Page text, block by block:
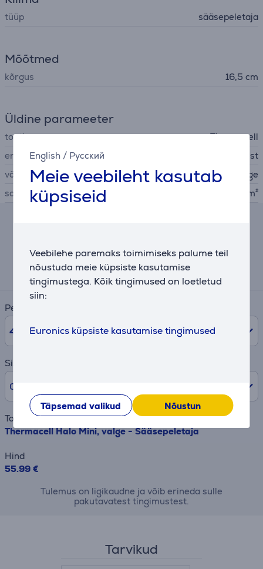
English / Русский
Meie veebileht kasutab
küpsiseid
Veebilehe paremaks toimimiseks palume teil
nõustuda meie küpsiste kasutamise
tingimustega. Kõik tingimused on loetletud
siin:
Euronics küpsiste kasutamise tingimused
Täpsemad valikud Nõustun
tüüp sääsepeletaja
Mõõtmed
kõrgus 16,5 cm
Üldine parameeter
tootja
Thermacell
eriomadused
ei vaja puhastamist
värv
valge
soovitatav ruumi suurus
kuni 15 m²
Eeldatav igakuine makse
2 €
Periood
48 kuud
Sissemakse
0% /
Toode
Thermacell Halo Mini, valge - Sääsepeletaja
Hind
55.99 €
Tulemus on ligikaudne ja võib erineda sulle
pakutavatest tingimustest.
Tarvikud